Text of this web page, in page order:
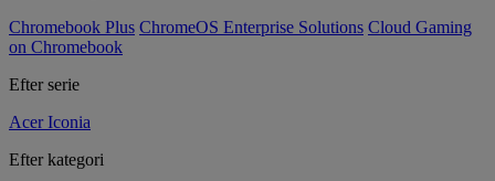
Chromebook Plus ChromeOS Enterprise Solutions Cloud Gaming
on Chromebook
Efter serie
Acer Iconia
Efter kategori